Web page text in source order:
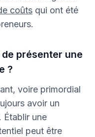
coûts qui ont été
présenter une
?
voire primordial
avoir un
Établir une
peut être